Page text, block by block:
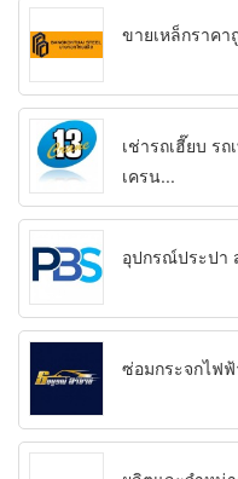
ขายเหล็กราค
เช่ารถเฮี๊ยบ ร
เครน...
อุปกรณ์ประปา
ซ่อมกระจกไฟ